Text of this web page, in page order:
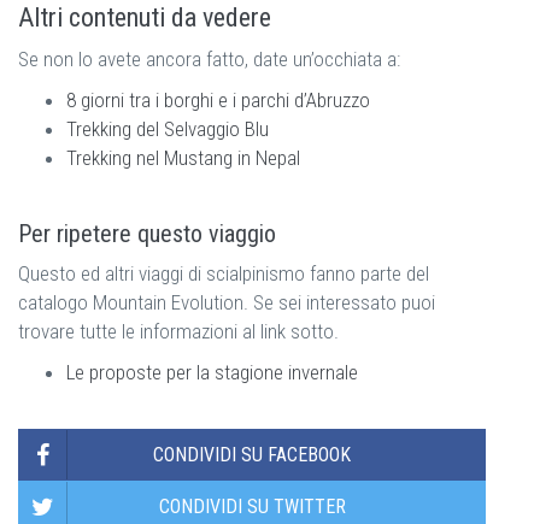
Altri contenuti da vedere
Se non lo avete ancora fatto, date un’occhiata a:
8 giorni tra i borghi e i parchi d’Abruzzo
Trekking del Selvaggio Blu
Trekking nel Mustang in Nepal
Per ripetere questo viaggio
Questo ed altri viaggi di scialpinismo fanno parte del
catalogo Mountain Evolution. Se sei interessato puoi
trovare tutte le informazioni al link sotto.
Le proposte per la stagione invernale
CONDIVIDI SU FACEBOOK
CONDIVIDI SU TWITTER